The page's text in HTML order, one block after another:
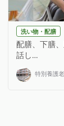
洗い物・配膳
配膳、下膳
話し...
特別養護